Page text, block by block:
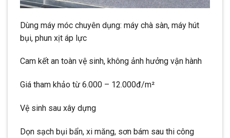
Dùng máy móc chuyên dụng: máy chà sàn, máy hút
bụi, phun xịt áp lực
Cam kết an toàn vệ sinh, không ảnh hưởng vận hành
Giá tham khảo từ 6.000 – 12.000đ/m²
Vệ sinh sau xây dựng
Dọn sạch bụi bẩn, xi măng, sơn bám sau thi công